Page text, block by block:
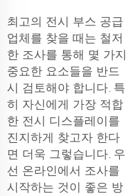
최고의 전시 부스 공급
업체를 찾을 때는 철저
한 조사를 통해 몇 가지
중요한 요소들을 반드
시 검토해야 합니다. 특
히 자신에게 가장 적합
한 전시 디스플레이를
진지하게 찾고자 한다
면 더욱 그렇습니다. 우
선 온라인에서 조사를
시작하는 것이 좋은 방